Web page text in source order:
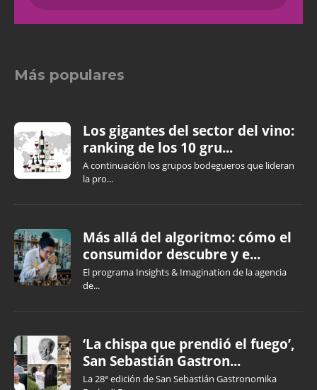
Más populares
Los gigantes del sector del vino:
ranking de los 10 gru...
A continuación los grupos bodegueros que lideran
la pro...
Más allá del algoritmo: cómo el
consumidor descubre y e...
El programa Insights & Imagination de la agencia
de...
‘La chispa que prendió el fuego’,
San Sebastián Gastron...
La 28ª edición de San Sebastián Gastronomika